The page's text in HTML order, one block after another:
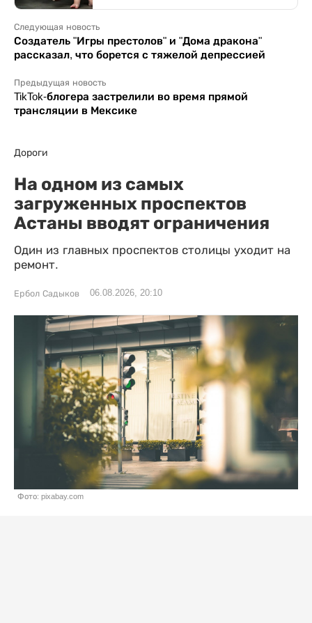
Следующая новость
Создатель "Игры престолов" и "Дома дракона"
рассказал, что борется с тяжелой депрессией
Предыдущая новость
TikTok-блогера застрелили во время прямой
трансляции в Мексике
Дороги
На одном из самых
загруженных проспектов
Астаны вводят ограничения
Один из главных проспектов столицы уходит на
ремонт.
Ербол Садыков 06.08.2026, 20:10
Фото: pixabay.com